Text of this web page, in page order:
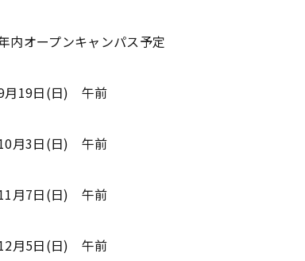
内オープンキャンパス予定
月19日(日) 午前
月3日(日) 午前
月7日(日) 午前
月5日(日) 午前